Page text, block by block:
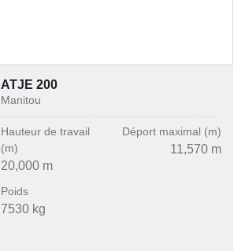
ATJE 200
Manitou
Hauteur de travail
(m)
20,000 m
Déport maximal (m)
11,570 m
Poids
7530 kg